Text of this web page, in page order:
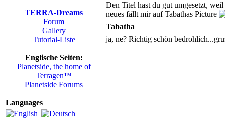
TERRA-Dreams
Forum
Gallery
Tutorial-Liste
Englische Seiten:
Planetside, the home of
Terragen™
Planetside Forums
Languages
Den Titel hast du gut umgesetzt,
neues fällt mir auf Tabathas Picture
Tabatha
ja, ne? Richtig schön